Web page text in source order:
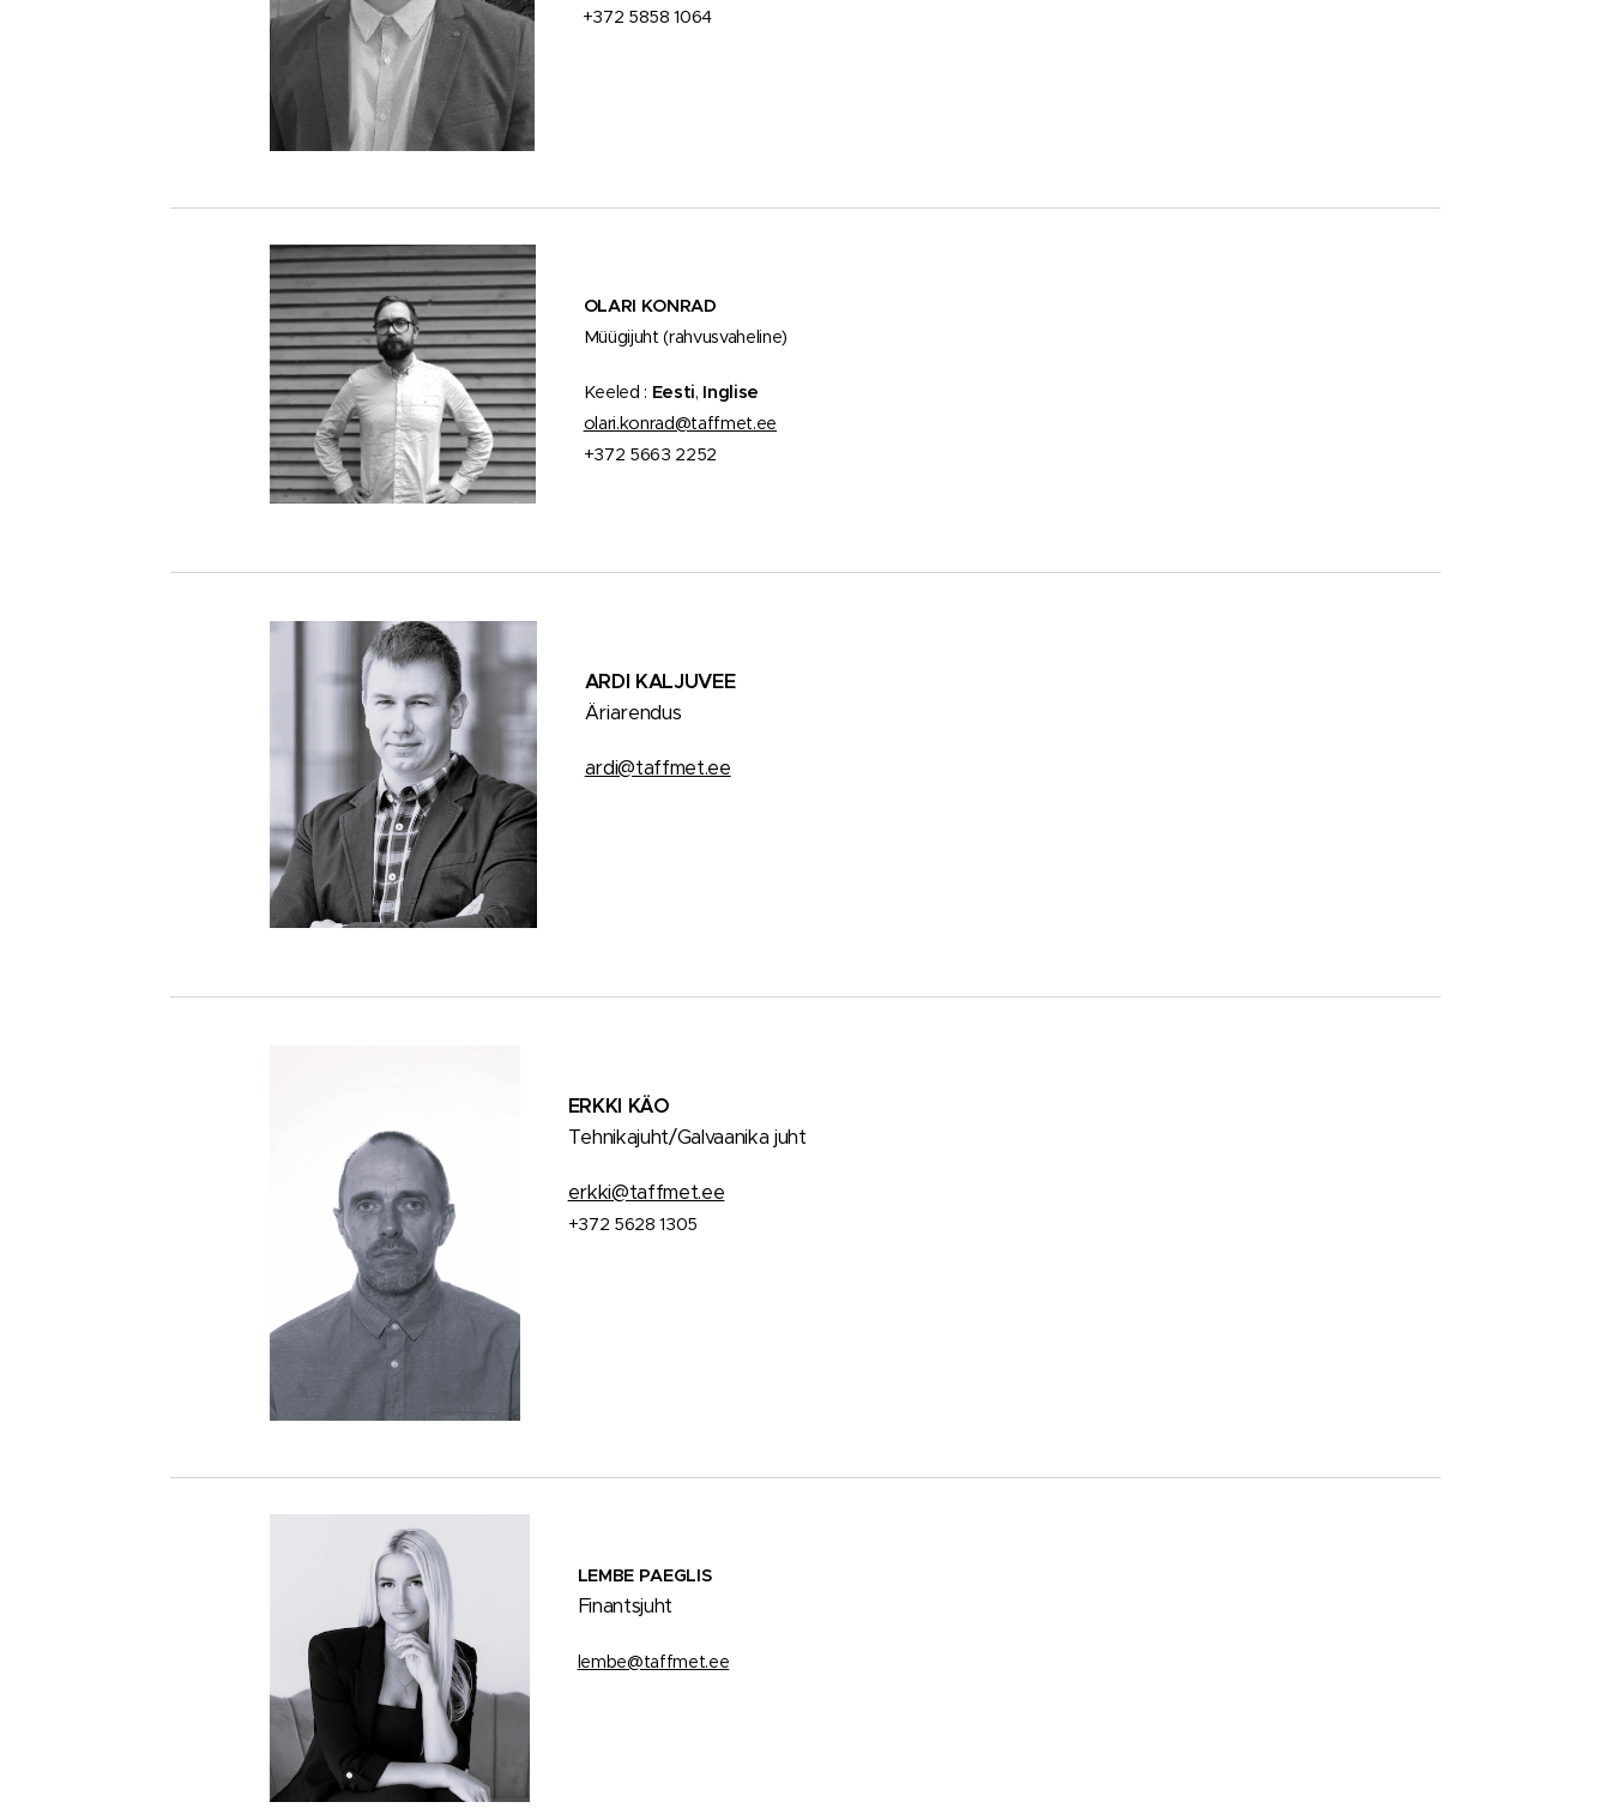
+372 5858 1064
OLARI KONRAD
Müügijuht (rahvusvaheline)
Keeled : Eesti, Inglise
olari.konrad@taffmet.ee
+372 5663 2252
ARDI KALJUVEE
Äriarendus
ardi@taffmet.ee
ERKKI KÄO
Tehnikajuht/Galvaanika juht
erkki@taffmet.ee
+372 5628 1305
LEMBE PAEGLIS
Finantsjuht
lembe@taffmet.ee